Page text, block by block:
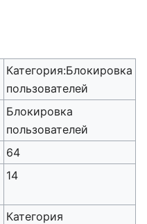
Категория:Блокировка
пользователей
Блокировка
пользователей
64
14
Категория